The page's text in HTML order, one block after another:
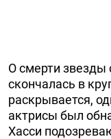
О смерти звезды
скончалась в
раскрывается,
актрисы был
Хасси